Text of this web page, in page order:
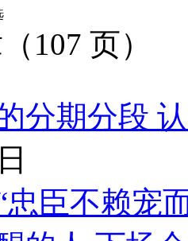
107 页）
分期分段
忠臣不赖宠